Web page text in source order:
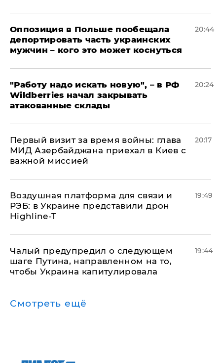
Оппозиция в Польше пообещала
депортировать часть украинских
мужчин – кого это может коснуться
20:44
"Работу надо искать новую", – в РФ
Wildberries начал закрывать
атакованные склады
20:24
Первый визит за время войны: глава
МИД Азербайджана приехал в Киев с
важной миссией
20:17
Воздушная платформа для связи и
РЭБ: в Украине представили дрон
Highline-T
19:49
Чалый предупредил о следующем
шаге Путина, направленном на то,
чтобы Украина капитулировала
19:44
Смотреть ещё